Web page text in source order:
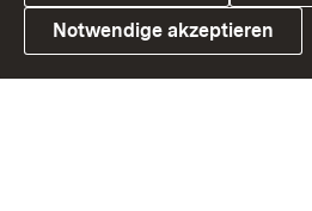
Link zum Landesportal
Notwendige akzeptieren